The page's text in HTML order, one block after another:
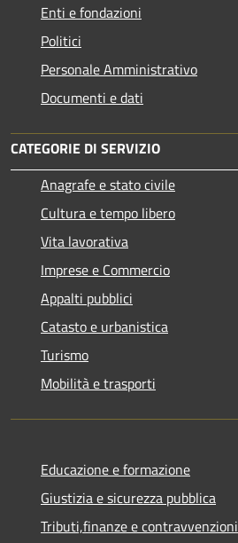
Enti e fondazioni
Politici
Personale Amministrativo
Documenti e dati
CATEGORIE DI SERVIZIO
Anagrafe e stato civile
Cultura e tempo libero
Vita lavorativa
Imprese e Commercio
Appalti pubblici
Catasto e urbanistica
Turismo
Mobilità e trasporti
Educazione e formazione
Giustizia e sicurezza pubblica
Tributi,finanze e contravvenzioni